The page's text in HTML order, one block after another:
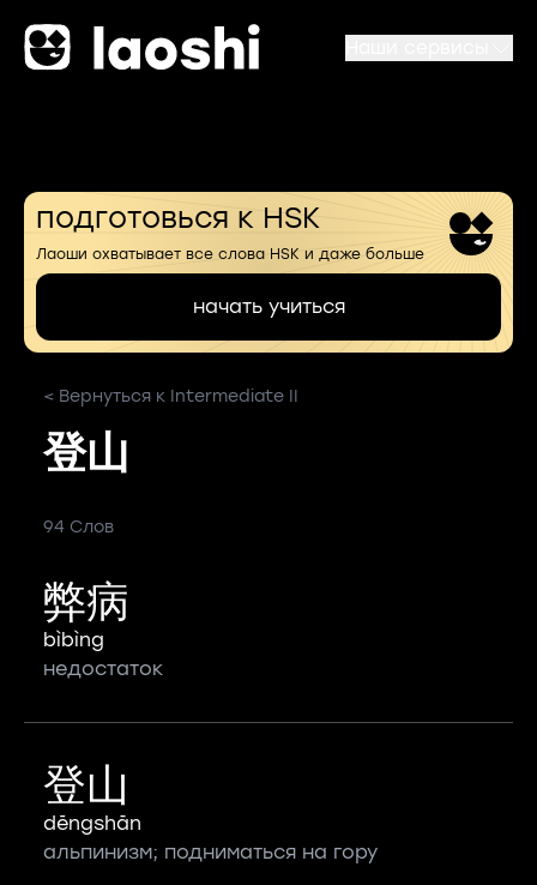
подготовься к HSK
Лаоши охватывает все слова HSK и даже больше
начать учиться
< Вернуться к Intermediate II
登山
94 Слов
弊病
bìbìng
недостаток
登山
dēngshān
альпинизм; подниматься на гору